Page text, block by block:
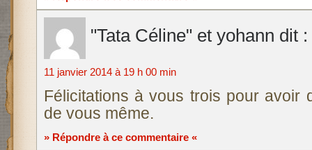
"Tata Céline" et yohann dit :
11 janvier 2014 à 19 h 00 min
Félicitations à vous trois pour avoir
de vous même.
» Répondre à ce commentaire «